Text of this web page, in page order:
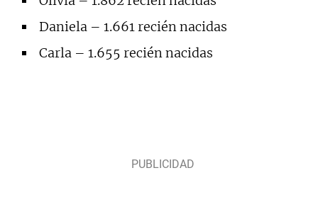
Daniela – 1.661 recién nacidas
Carla – 1.655 recién nacidas